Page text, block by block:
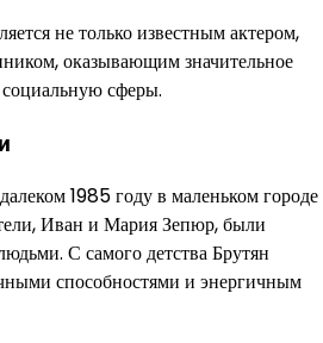
не только известным актером,
оказывающим значительное
сферы.
1985 году в маленьком городе
Иван и Мария Зепюр, были
С самого детства Брутян
способностями и энергичным